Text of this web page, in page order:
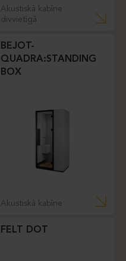
Akustiskā kabīne
divvietīgā
BEJOT-
QUADRA:STANDING
BOX
Akustiskā kabīne
FELT DOT